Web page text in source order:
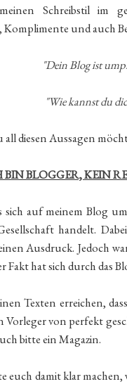
Schreibstil im
und auch
"Dein Blog ist
"Wie kannst du
all diesen Aussagen
BIN BLOGGER, KEIN
sich auf meinem Blog
handelt.
Ausdruck. Jedoch
Fakt hat sich durch das
Texten erreichen,
Vorleger von perfekt
bitte ein Magazin.
euch damit klar machen,